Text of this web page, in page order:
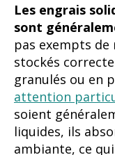
Les engrais
sont
pas exempts de
stockés
granulés ou en
attention
soient
liquides, ils
ambiante, ce